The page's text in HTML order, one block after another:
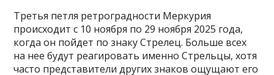
Третья петля ретроградности Меркурия
происходит с 10 ноября по 29 ноября 2025 года,
когда он пойдет по знаку Стрелец. Больше всех
на нее будут реагировать именно Стрельцы, хотя
часто представители других знаков ощущают его